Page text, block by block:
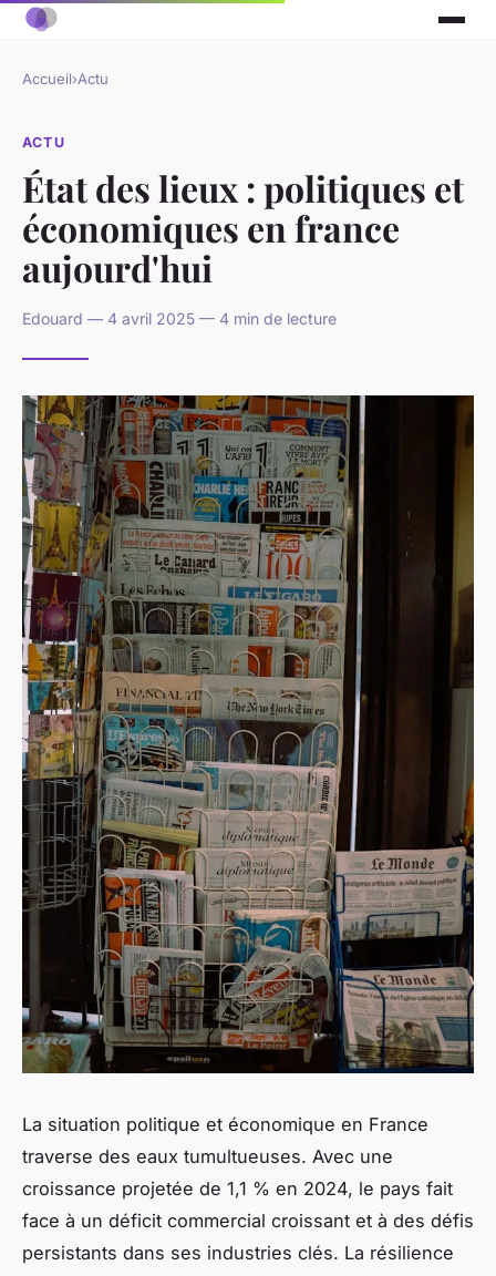
Accueil›Actu
ACTU
État des lieux : politiques et
économiques en france
aujourd'hui
Edouard — 4 avril 2025 — 4 min de lecture
La situation politique et économique en France
traverse des eaux tumultueuses. Avec une
croissance projetée de 1,1 % en 2024, le pays fait
face à un déficit commercial croissant et à des défis
persistants dans ses industries clés. La résilience